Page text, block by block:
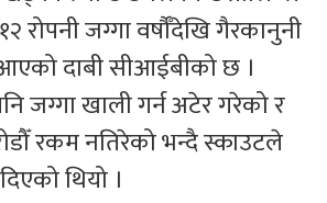
रोपनी जग्गा वर्षौँदेखि गैरकानुनी
आएको दाबी सीआईबीको छ ।
जग्गा खाली गर्न अटेर गरेको र
रकम नतिरेको भन्दै स्काउटले
थियो ।